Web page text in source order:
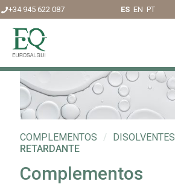
+34 945 622 087 ES EN PT
COMPLEMENTOS / DISOLVENTES
RETARDANTE
Complementos